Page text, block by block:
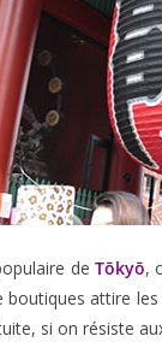
de Tōkyō,
boutiques attire
si on résiste